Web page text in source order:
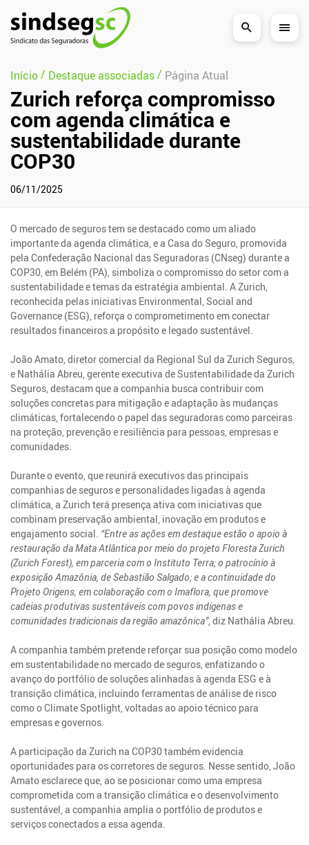
Pular Navegação (s)
Início/ Destaque associadas/ Página Atual
Zurich reforça compromisso
com agenda climática e
sustentabilidade durante
COP30
06/11/2025
O mercado de seguros tem se destacado como um aliado
importante da agenda climática, e a Casa do Seguro, promovida
pela Confederação Nacional das Seguradoras (CNseg) durante a
COP30, em Belém (PA), simboliza o compromisso do setor com a
sustentabilidade e temas da estratégia ambiental. A Zurich,
reconhecida pelas iniciativas Environmental, Social and
Governance (ESG), reforça o comprometimento em conectar
resultados financeiros a propósito e legado sustentável.
João Amato, diretor comercial da Regional Sul da Zurich Seguros,
e Nathália Abreu, gerente executiva de Sustentabilidade da Zurich
Seguros, destacam que a companhia busca contribuir com
soluções concretas para mitigação e adaptação às mudanças
climáticas, fortalecendo o papel das seguradoras como parceiras
na proteção, prevenção e resiliência para pessoas, empresas e
comunidades.
Durante o evento, que reunirá executivos das principais
companhias de seguros e personalidades ligadas à agenda
climática, a Zurich terá presença ativa com iniciativas que
combinam preservação ambiental, inovação em produtos e
engajamento social. “Entre as ações em destaque estão o apoio à
restauração da Mata Atlântica por meio do projeto Floresta Zurich
(Zurich Forest), em parceria com o Instituto Terra; o patrocínio à
exposição Amazônia, de Sebastião Salgado; e a continuidade do
Projeto Origens, em colaboração com o Imaflora, que promove
cadeias produtivas sustentáveis com povos indígenas e
comunidades tradicionais da região amazônica”, diz Nathália Abreu.
A companhia também pretende reforçar sua posição como modelo
em sustentabilidade no mercado de seguros, enfatizando o
avanço do portfólio de soluções alinhadas à agenda ESG e à
transição climática, incluindo ferramentas de análise de risco
como o Climate Spotlight, voltadas ao apoio técnico para
empresas e governos.
A participação da Zurich na COP30 também evidencia
oportunidades para os corretores de seguros. Nesse sentido, João
Amato esclarece que, ao se posicionar como uma empresa
comprometida com a transição climática e o desenvolvimento
sustentável, a companhia amplia o portfólio de produtos e
serviços conectados a essa agenda.